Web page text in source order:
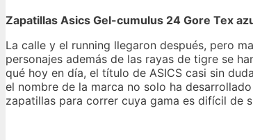
Zapatillas Asics Gel-cumulus 24 Gore Tex
La calle y el running llegaron después, pero
personajes además de las rayas de tigre se
qué hoy en día, el título de ASICS casi sin
el nombre de la marca no solo ha
zapatillas para correr cuya gama es difícil de